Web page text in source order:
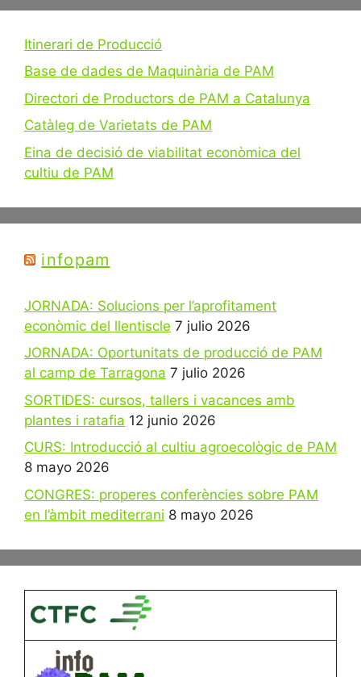
Itinerari de Producció
Base de dades de Maquinària de PAM
Directori de Productors de PAM a Catalunya
Catàleg de Varietats de PAM
Eina de decisió de viabilitat econòmica del
cultiu de PAM
infopam
JORNADA: Solucions per l’aprofitament
econòmic del llentiscle 7 julio 2026
JORNADA: Oportunitats de producció de PAM
al camp de Tarragona 7 julio 2026
SORTIDES: cursos, tallers i vacances amb
plantes i ratafia 12 junio 2026
CURS: Introducció al cultiu agroecològic de PAM
8 mayo 2026
CONGRES: properes conferències sobre PAM
en l’àmbit mediterrani 8 mayo 2026